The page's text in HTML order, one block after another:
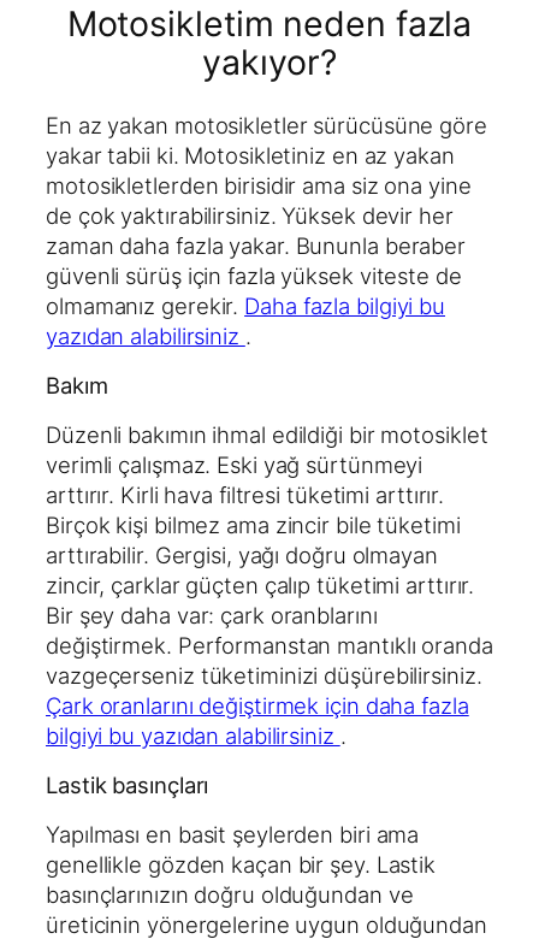
Motosikletim neden fazla
yakıyor?
En az yakan motosikletler sürücüsüne göre
yakar tabii ki. Motosikletiniz en az yakan
motosikletlerden birisidir ama siz ona yine
de çok yaktırabilirsiniz. Yüksek devir her
zaman daha fazla yakar. Bununla beraber
güvenli sürüş için fazla yüksek viteste de
olmamanız gerekir. Daha fazla bilgiyi bu
yazıdan alabilirsiniz .
Bakım
Düzenli bakımın ihmal edildiği bir motosiklet
verimli çalışmaz. Eski yağ sürtünmeyi
arttırır. Kirli hava filtresi tüketimi arttırır.
Birçok kişi bilmez ama zincir bile tüketimi
arttırabilir. Gergisi, yağı doğru olmayan
zincir, çarklar güçten çalıp tüketimi arttırır.
Bir şey daha var: çark oranblarını
değiştirmek. Performanstan mantıklı oranda
vazgeçerseniz tüketiminizi düşürebilirsiniz.
Çark oranlarını değiştirmek için daha fazla
bilgiyi bu yazıdan alabilirsiniz .
Lastik basınçları
Yapılması en basit şeylerden biri ama
genellikle gözden kaçan bir şey. Lastik
basınçlarınızın doğru olduğundan ve
üreticinin yönergelerine uygun olduğundan